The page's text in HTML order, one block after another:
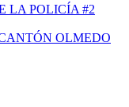
LA POLICÍA #2
OLMEDO